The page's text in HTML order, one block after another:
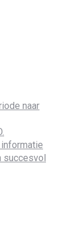
naar
succesvol